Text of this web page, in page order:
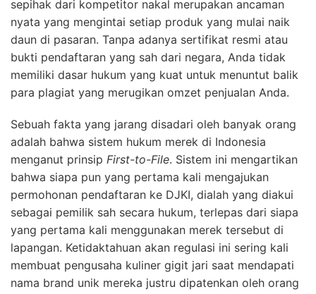
sepihak dari kompetitor nakal merupakan ancaman
nyata yang mengintai setiap produk yang mulai naik
daun di pasaran. Tanpa adanya sertifikat resmi atau
bukti pendaftaran yang sah dari negara, Anda tidak
memiliki dasar hukum yang kuat untuk menuntut balik
para plagiat yang merugikan omzet penjualan Anda.
Sebuah fakta yang jarang disadari oleh banyak orang
adalah bahwa sistem hukum merek di Indonesia
menganut prinsip First-to-File. Sistem ini mengartikan
bahwa siapa pun yang pertama kali mengajukan
permohonan pendaftaran ke DJKI, dialah yang diakui
sebagai pemilik sah secara hukum, terlepas dari siapa
yang pertama kali menggunakan merek tersebut di
lapangan. Ketidaktahuan akan regulasi ini sering kali
membuat pengusaha kuliner gigit jari saat mendapati
nama brand unik mereka justru dipatenkan oleh orang